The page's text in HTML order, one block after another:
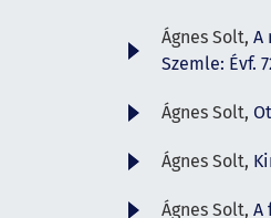
Ágnes Solt, A
Szemle: Évf.
Ágnes Solt,
Ágnes Solt,
Ágnes Solt, A